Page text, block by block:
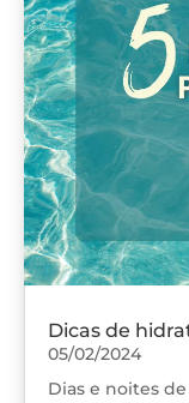
Dicas de
05/02/2024
Dias e noites